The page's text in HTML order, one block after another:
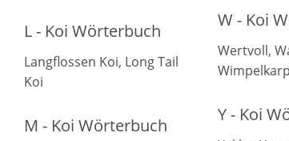
L - Koi Wörterbuch
Langflossen Koi, Long Tail
Koi
M - Koi Wörterbuch
W - Koi
Wertvoll,
Y - Koi